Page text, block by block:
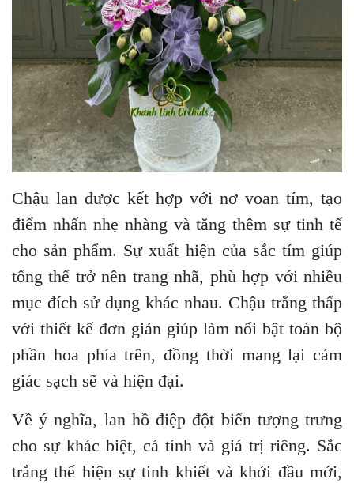
Chậu lan được kết hợp với nơ voan tím, tạo
điểm nhấn nhẹ nhàng và tăng thêm sự tinh tế
cho sản phẩm. Sự xuất hiện của sắc tím giúp
tổng thể trở nên trang nhã, phù hợp với nhiều
mục đích sử dụng khác nhau. Chậu trắng thấp
với thiết kế đơn giản giúp làm nổi bật toàn bộ
phần hoa phía trên, đồng thời mang lại cảm
giác sạch sẽ và hiện đại.
Về ý nghĩa, lan hồ điệp đột biến tượng trưng
cho sự khác biệt, cá tính và giá trị riêng. Sắc
trắng thể hiện sự tinh khiết và khởi đầu mới,